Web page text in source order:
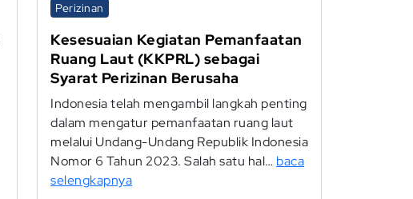
Perizinan
Kesesuaian Kegiatan Pemanfaatan
Ruang Laut (KKPRL) sebagai
Syarat Perizinan Berusaha
Indonesia telah mengambil langkah penting
dalam mengatur pemanfaatan ruang laut
melalui Undang-Undang Republik Indonesia
Nomor 6 Tahun 2023. Salah satu hal… baca
selengkapnya